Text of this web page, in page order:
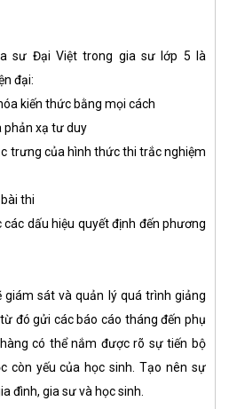
sư Đại Việt trong gia sư lớp 5 là
đại:
kiến thức bằng mọi cách
phản xạ tư duy
trưng của hình thức thi trắc nghiệm
thi
dấu hiệu quyết định đến phương
giám sát và quản lý quá trình giảng
đó gửi các báo cáo tháng đến phụ
có thể nắm được rõ sự tiến bộ
còn yếu của học sinh. Tạo nên sự
đình, gia sư và học sinh.